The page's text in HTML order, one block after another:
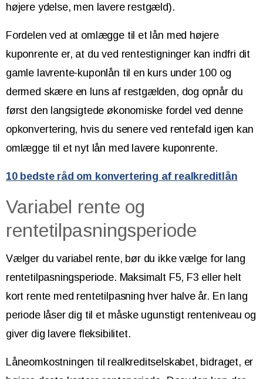
højere ydelse, men lavere restgæld).
Fordelen ved at omlægge til et lån med højere
kuponrente er, at du ved rentestigninger kan indfri dit
gamle lavrente-kuponlån til en kurs under 100 og
dermed skære en luns af restgælden, dog opnår du
først den langsigtede økonomiske fordel ved denne
opkonvertering, hvis du senere ved rentefald igen kan
omlægge til et nyt lån med lavere kuponrente.
10 bedste råd om konvertering af realkreditlån
Variabel rente og
rentetilpasningsperiode
Vælger du variabel rente, bør du ikke vælge for lang
rentetilpasningsperiode. Maksimalt F5, F3 eller helt
kort rente med rentetilpasning hver halve år. En lang
periode låser dig til et måske ugunstigt renteniveau og
giver dig lavere fleksibilitet.
Låneomkostningen til realkreditselskabet, bidraget, er